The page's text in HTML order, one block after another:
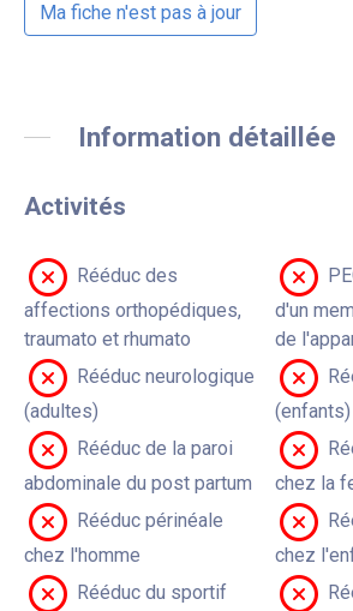
Ma fiche n'est pas à jour
Information détaillée
Activités
Rééduc des
affections orthopédiques,
traumato et rhumato
d'un
de
Rééduc neurologique
(adultes)
(enfants)
Rééduc de la paroi
abdominale du post partum
chez la
Rééduc périnéale
chez l'homme
chez
Rééduc du sportif